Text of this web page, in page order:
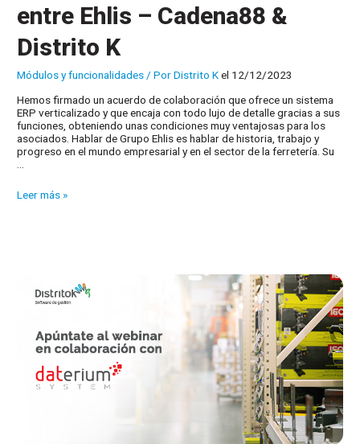
entre Ehlis – Cadena88 &
Distrito K
Módulos y funcionalidades / PorDistrito Kel 12/12/2023
Hemos firmado un acuerdo de colaboración que ofrece un sistema
ERP verticalizado y que encaja con todo lujo de detalle gracias a sus
funciones, obteniendo unas condiciones muy ventajosas para los
asociados. Hablar de Grupo Ehlis es hablar de historia, trabajo y
progreso en el mundo empresarial y en el sector de la ferretería. Su
…
Acuerdo
Distrito
Leer más »